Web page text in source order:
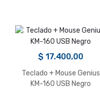
$ 17.400,00
Teclado + Mouse Genius
KM-160 USB Negro